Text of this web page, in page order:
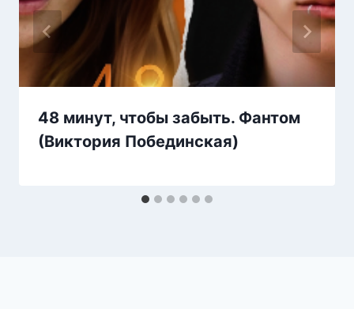
48 минут, чтобы забыть. Фантом
(Виктория Побединская)